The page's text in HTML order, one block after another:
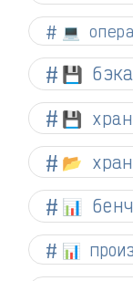
💻
💾
💾
📂
📊
📊